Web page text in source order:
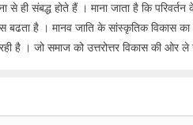
ही संबद्ध होते हैं । माना जाता है कि
बढता है । मानव जाति के सांस्कृतिक विकास
है । जो समाज को उत्तरोत्तर विकास की ओर ले